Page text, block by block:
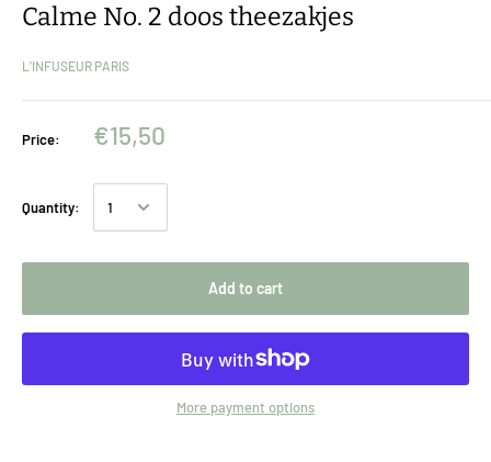
Calme No. 2 doos theezakjes
L’INFUSEUR PARIS
Price: €15,50
Quantity:
Add to cart
More payment options